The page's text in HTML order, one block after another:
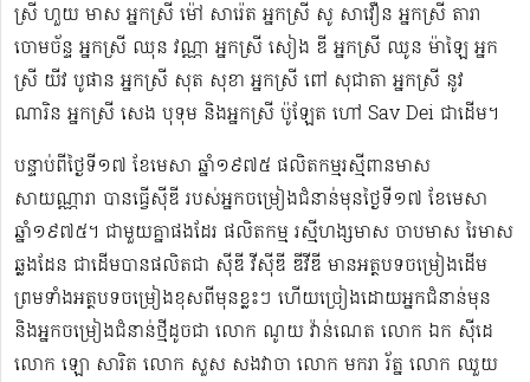
ស្រី ហួយ មាស អ្នកស្រី ម៉ៅ សារ៉េត ​អ្នកស្រី សូ សាវឿន អ្នកស្រី តារា
ចោម​ច័ន្ទ អ្នកស្រី ឈុន វណ្ណា អ្នកស្រី សៀង ឌី អ្នកស្រី ឈូន ម៉ាឡៃ អ្នក
ស្រី យីវ​ បូផាន​ អ្នកស្រី​ សុត សុខា អ្នកស្រី ពៅ សុជាតា អ្នកស្រី នូវ
ណារិន អ្នកស្រី សេង បុទុម និងអ្នកស្រី ប៉ូឡែត ហៅ Sav Dei ជាដើម។
បន្ទាប់​ពីថ្ងៃទី១៧ ខែមេសា ឆ្នាំ១៩៧៥​ ផលិតកម្មរស្មីពានមាស
សាយណ្ណារា បានធ្វើស៊ីឌី ​របស់អ្នកចម្រៀងជំនាន់មុនថ្ងៃទី១៧ ខែមេសា
ឆ្នាំ១៩៧៥។ ជាមួយគ្នាផងដែរ ផលិតកម្ម រស្មីហង្សមាស ចាបមាស រៃមាស​
ឆ្លងដែន ជាដើមបានផលិតជា ស៊ីឌី វីស៊ីឌី ឌីវីឌី មានអត្ថបទចម្រៀងដើម
ព្រមទាំងអត្ថបទចម្រៀងខុសពីមុន​ខ្លះៗ ហើយច្រៀងដោយអ្នកជំនាន់មុន
និងអ្នកចម្រៀងជំនាន់​ថ្មីដូចជា លោក ណូយ វ៉ាន់ណេត លោក ឯក ស៊ីដេ​​
លោក ឡោ សារិត លោក​​ សួស សងវាចា​ លោក មករា រ័ត្ន លោក ឈួយ